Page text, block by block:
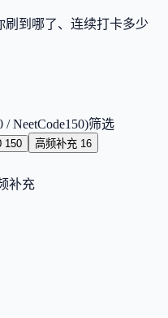
到哪了、连续打卡多少
NeetCode150)筛选
150 高频补充 16
补充